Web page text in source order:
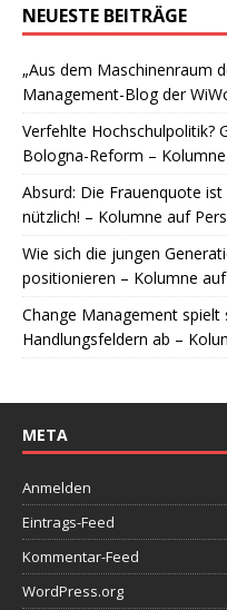
NEUESTE BEITRÄGE
„Aus dem Maschinenraum
Management-Blog der
Verfehlte Hochschulpolitik?
Bologna-Reform –
Absurd: Die Frauenquote
nützlich! – Kolumne auf
Wie sich die jungen
positionieren – Kolumne
Change Management
Handlungsfeldern ab –
META
Anmelden
Eintrags-Feed
Kommentar-Feed
WordPress.org